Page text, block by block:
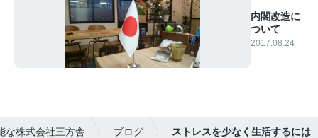
内閣改造に
ついて
2017.08.24
な株式会社三方舎 ブログ ストレスを少なく生活するには